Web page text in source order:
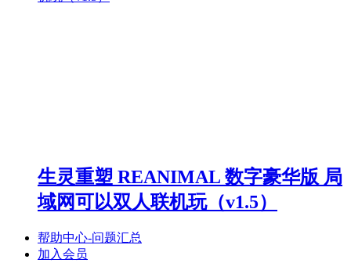
生灵重塑 REANIMAL 数字豪华版 局
域网可以双人联机玩（v1.5）
帮助中心-问题汇总
加入会员